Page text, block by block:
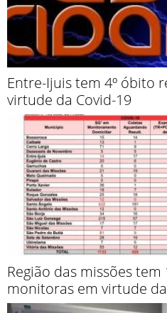
Entre-Ijuis tem 4º óbito
virtude da Covid-19
Região das missões tem
monitoras em virtude